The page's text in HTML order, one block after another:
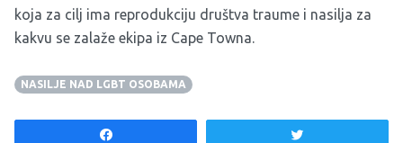
koja za cilj ima reprodukciju društva traume i nasilja za
kakvu se zalaže ekipa iz Cape Towna.
NASILJE NAD LGBT OSOBAMA